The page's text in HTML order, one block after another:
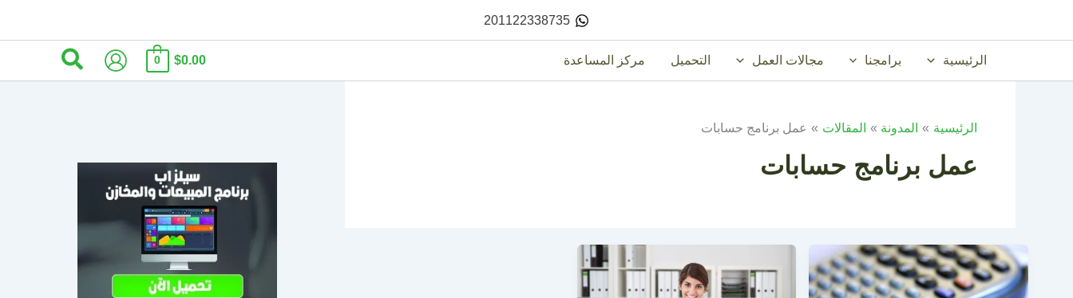
201122338735
الرئيسية برامجنا مجالات العمل التحميل مركز المساعدة $0.00
0 البحث
الرئيسية المدونة المقالات عمل برنامج حسابات
عمل برنامج حسابات